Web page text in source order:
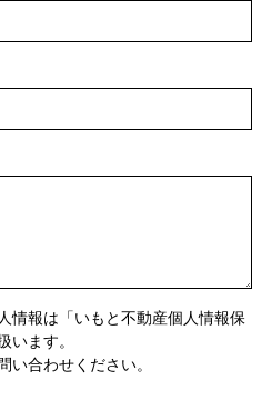
情報は「いもと不動産個人情報保
います。
い合わせください。